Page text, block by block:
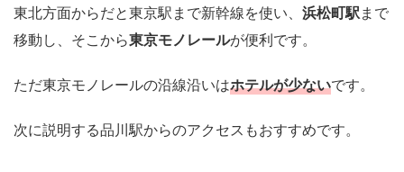
東北方面からだと東京駅まで新幹線を使い、 浜松町駅まで
移動し、そこから東京モノレールが便利です。
ただ東京モノレールの沿線沿いはホテルが少ないです。
次に説明する品川駅からのアクセスもおすすめです。